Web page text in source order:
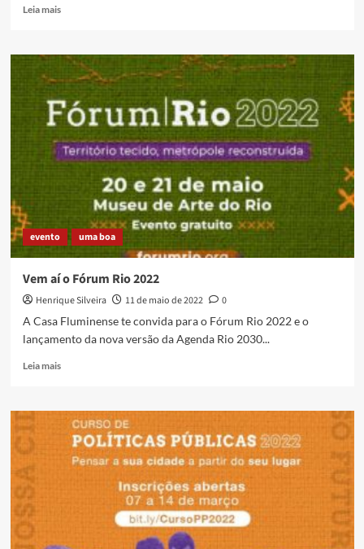
Leia maisRead
O
passado
e
futuro
da
Baixada
evento uma boa
Vem aí o Fórum Rio 2022
Henrique Silveira 11 de maio de 2022
0
A Casa Fluminense te convida para o Fórum Rio 2022 e o
lançamento da nova versão da Agenda Rio 2030...
Leia maisRead
Vem
Fórum